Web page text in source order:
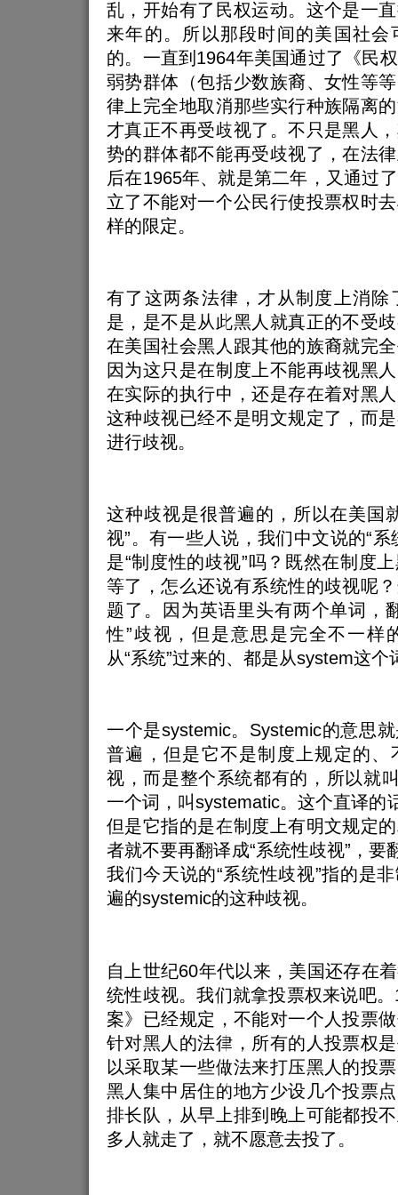
乱，开始有了民权运动。这个是一
来年的。所以那段时间的美国社会
的。一直到1964年美国通过了《民
弱势群体（包括少数族裔、女性等
律上完全地取消那些实行种族隔离
才真正不再受歧视了。不只是黑人
势的群体都不能再受歧视了，在法
后在1965年、就是第二年，又通过
立了不能对一个公民行使投票权时
样的限定。
有了这两条法律，才从制度上消除
是，是不是从此黑人就真正的不受
在美国社会黑人跟其他的族裔就完
因为这只是在制度上不能再歧视黑
在实际的执行中，还是存在着对黑
这种歧视已经不是明文规定了，而
进行歧视。
这种歧视是很普遍的，所以在美国
视”。有一些人说，我们中文说的“
是“制度性的歧视”吗？既然在制度
等了，怎么还说有系统性的歧视呢
题了。因为英语里头有两个单词，
性”歧视，但是意思是完全不一样
从“系统”过来的、都是从system这个
一个是systemic。Systemic的意思
普遍，但是它不是制度上规定的、
视，而是整个系统都有的，所以就
一个词，叫systematic。这个直译的
但是它指的是在制度上有明文规定
者就不要再翻译成“系统性歧视”，要
我们今天说的“系统性歧视”指的是
遍的systemic的这种歧视。
自上世纪60年代以来，美国还存在
统性歧视。我们就拿投票权来说吧
案》已经规定，不能对一个人投票
针对黑人的法律，所有的人投票权
以采取某一些做法来打压黑人的投
黑人集中居住的地方少设几个投票
排长队，从早上排到晚上可能都投
多人就走了，就不愿意去投了。